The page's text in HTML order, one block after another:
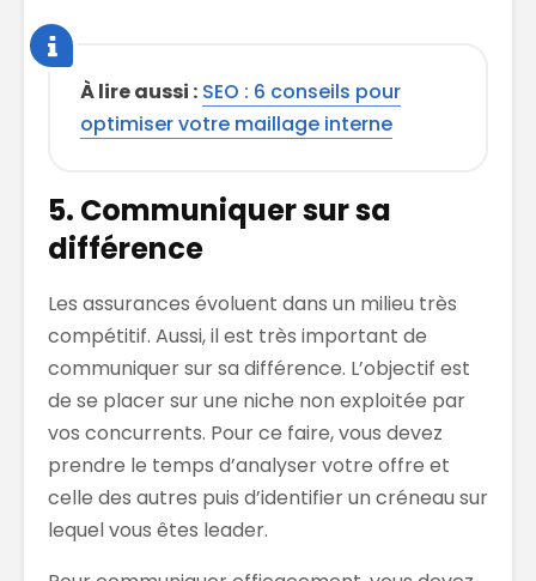
À lire aussi : SEO : 6 conseils pour
optimiser votre maillage interne
5. Communiquer sur sa
différence
Les assurances évoluent dans un milieu très
compétitif. Aussi, il est très important de
communiquer sur sa différence. L’objectif est
de se placer sur une niche non exploitée par
vos concurrents. Pour ce faire, vous devez
prendre le temps d’analyser votre offre et
celle des autres puis d’identifier un créneau sur
lequel vous êtes leader.